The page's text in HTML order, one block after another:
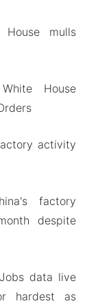
mulls
House
activity
factory
despite
data live
hardest as